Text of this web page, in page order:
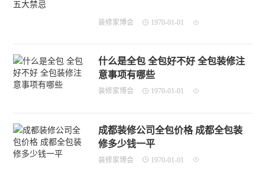
装修家博会 1970-01-01
什么是全包 全包好不好 全包装修注
意事项有哪些
装修家博会 1970-01-01
成都装修公司全包价格 成都全包装
修多少钱一平
装修家博会 1970-01-01